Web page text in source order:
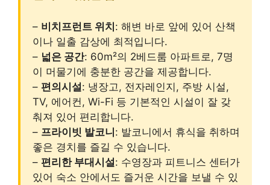
– 비치프런트 위치: 해변 바로 앞에 있어 산책
이나 일출 감상에 최적입니다.
– 넓은 공간: 60m²의 2베드룸 아파트로, 7명
이 머물기에 충분한 공간을 제공합니다.
– 편의시설: 냉장고, 전자레인지, 주방 시설,
TV, 에어컨, Wi-Fi 등 기본적인 시설이 잘 갖
춰져 있어 편리합니다.
– 프라이빗 발코니: 발코니에서 휴식을 취하며
좋은 경치를 즐길 수 있습니다.
– 편리한 부대시설: 수영장과 피트니스 센터가
있어 숙소 안에서도 즐거운 시간을 보낼 수 있